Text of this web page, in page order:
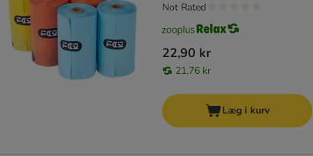
22,90 kr
21,76 kr
Not Rated
Læg i kurv